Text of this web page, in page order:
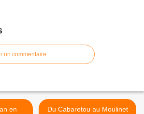
un commentaire
Du Cabaretou au Moulinet